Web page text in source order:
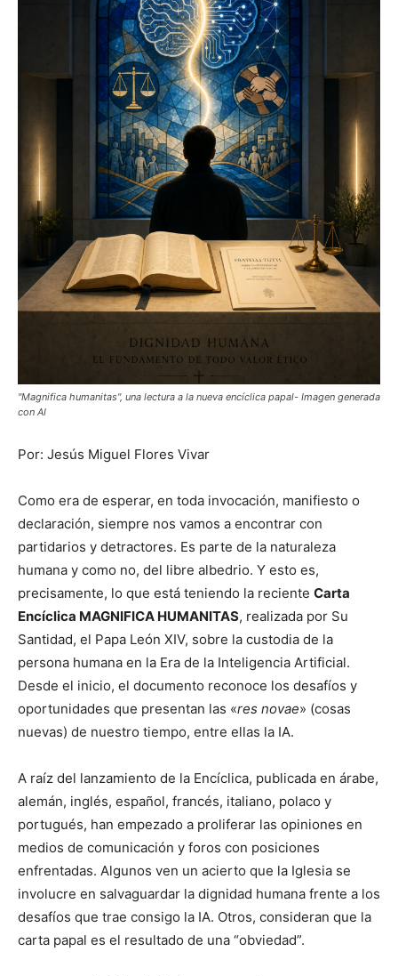
"Magnifica humanitas", una lectura a la nueva encíclica papal- Imagen generada
con AI
Por: Jesús Miguel Flores Vivar
Como era de esperar, en toda invocación, manifiesto o
declaración, siempre nos vamos a encontrar con
partidarios y detractores. Es parte de la naturaleza
humana y como no, del libre albedrio. Y esto es,
precisamente, lo que está teniendo la reciente Carta
Encíclica MAGNIFICA HUMANITAS, realizada por Su
Santidad, el Papa León XIV, sobre la custodia de la
persona humana en la Era de la Inteligencia Artificial.
Desde el inicio, el documento reconoce los desafíos y
oportunidades que presentan las «res novae» (cosas
nuevas) de nuestro tiempo, entre ellas la IA.
A raíz del lanzamiento de la Encíclica, publicada en árabe,
alemán, inglés, español, francés, italiano, polaco y
portugués, han empezado a proliferar las opiniones en
medios de comunicación y foros con posiciones
enfrentadas. Algunos ven un acierto que la Iglesia se
involucre en salvaguardar la dignidad humana frente a los
desafíos que trae consigo la IA. Otros, consideran que la
carta papal es el resultado de una “obviedad”.